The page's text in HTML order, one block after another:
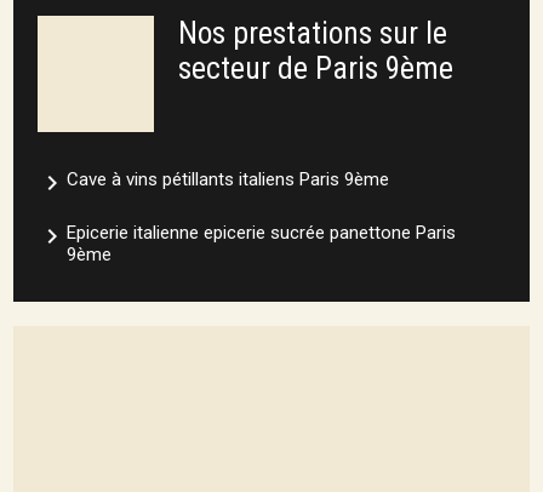
Nos prestations sur le
secteur de Paris 9ème
navigate_nextCave à vins pétillants italiens Paris 9ème
navigate_nextEpicerie italienne epicerie sucrée panettone Paris
9ème